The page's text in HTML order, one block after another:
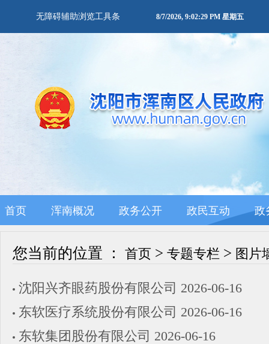
无障碍辅助浏览工具条 8/7/2026, 9:02:29 PM 星期五
首页 浑南概况 政务公开 政民互动 政
您当前的位置 ： 首页 > 专题专栏 > 图片
沈阳兴齐眼药股份有限公司 2026-06-16
东软医疗系统股份有限公司 2026-06-16
东软集团股份有限公司 2026-06-16